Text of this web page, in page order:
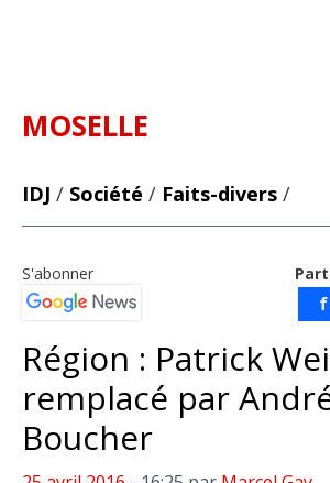
MOSELLE
IDJ / Société / Faits-divers /
f
S'abonner
Région : Patrick
remplacé par
Boucher